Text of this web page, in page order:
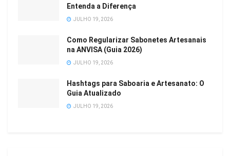
Entenda a Diferença
JULHO 19, 2026
Como Regularizar Sabonetes Artesanais
na ANVISA (Guia 2026)
JULHO 19, 2026
Hashtags para Saboaria e Artesanato: O
Guia Atualizado
JULHO 19, 2026